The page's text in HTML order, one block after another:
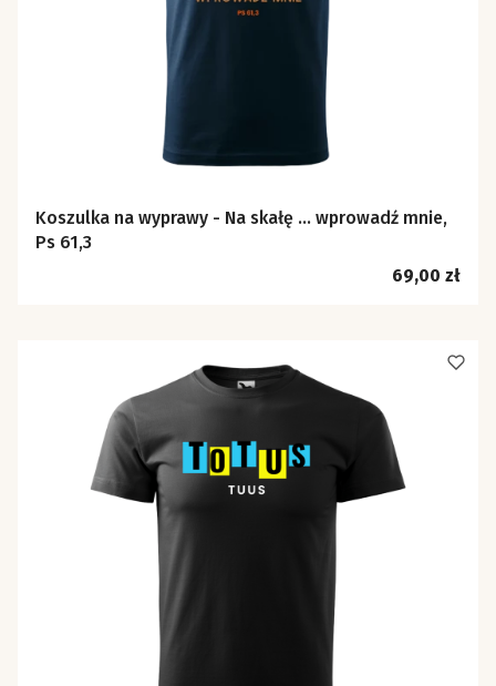
Koszulka na wyprawy - Na skałę ... wprowadź mnie,
Ps 61,3
Cena
69,00 zł